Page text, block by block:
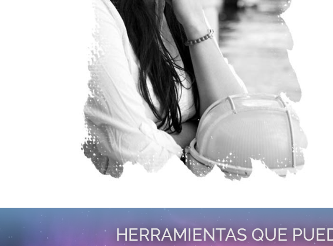
HERRAMIENTAS QUE